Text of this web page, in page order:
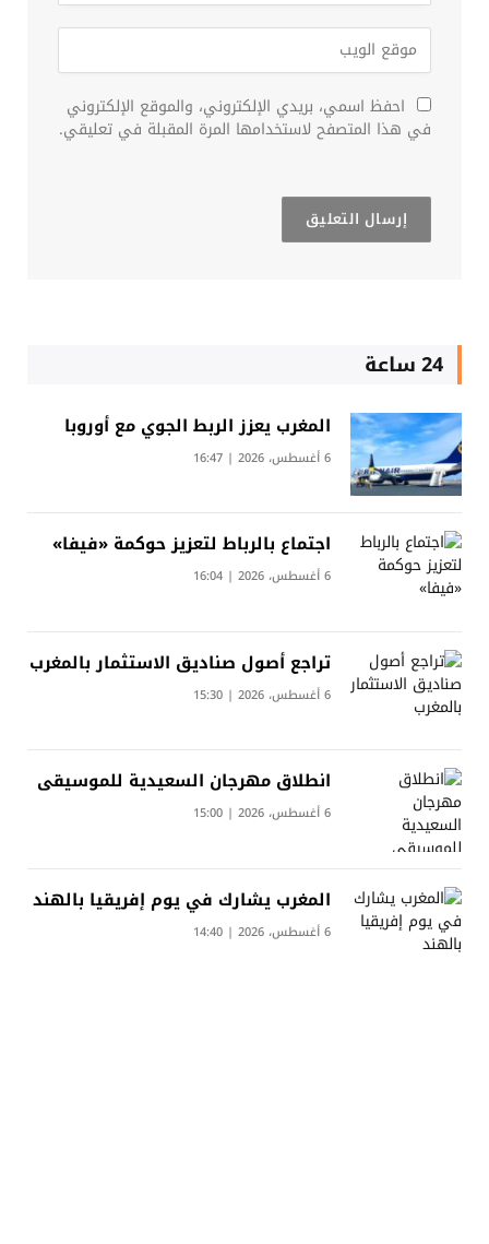
احفظ اسمي، بريدي الإلكتروني، والموقع الإلكتروني
في هذا المتصفح لاستخدامها المرة المقبلة في تعليقي.
24 ساعة
المغرب يعزز الربط الجوي مع أوروبا
6 أغسطس، 2026 | 16:47
اجتماع بالرباط لتعزيز حوكمة «فيفا»
6 أغسطس، 2026 | 16:04
تراجع أصول صناديق الاستثمار بالمغرب
6 أغسطس، 2026 | 15:30
انطلاق مهرجان السعيدية للموسيقى
6 أغسطس، 2026 | 15:00
المغرب يشارك في يوم إفريقيا بالهند
6 أغسطس، 2026 | 14:40